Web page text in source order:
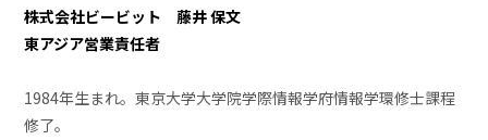
株式会社ビービット 藤井 保文
東アジア営業責任者
1984年生まれ。東京大学大学院学際情報学府情報学環修士課程
修了。